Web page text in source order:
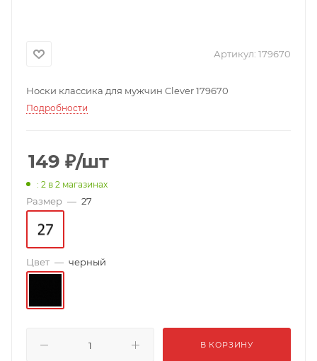
Артикул: 179670
Носки классика для мужчин Clever 179670
Подробности
149 ₽/шт
: 2 в 2 магазинах
Размер — 27
Цвет — черный
В КОРЗИНУ